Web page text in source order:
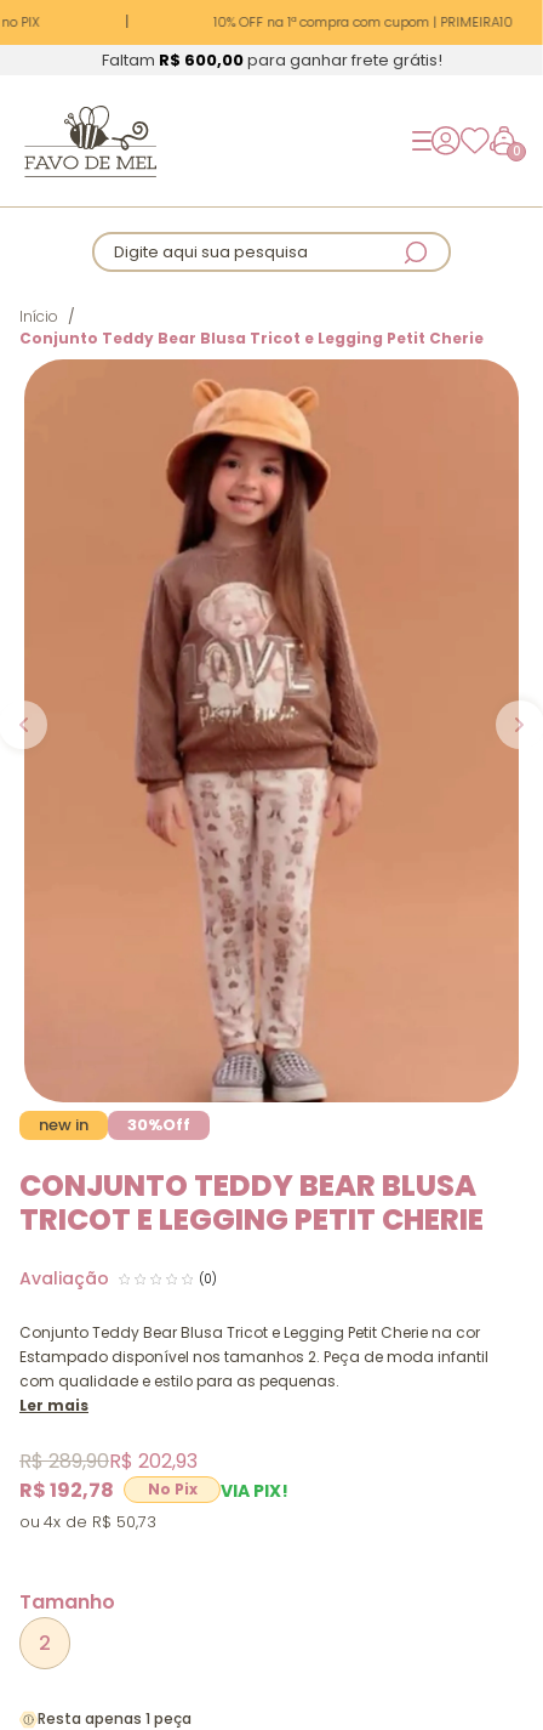
PIX 10% OFF na 1ª compra com cupom | PRIMEIRA10
Faltam R$ 600,00para ganhar frete grátis!
0
Digite aqui sua pesquisa
Início
Conjunto Teddy Bear Blusa Tricot e Legging Petit Cherie
new in 30%Off
CONJUNTO TEDDY BEAR BLUSA
TRICOT E LEGGING PETIT CHERIE
(0)
Conjunto Teddy Bear Blusa Tricot e Legging Petit Cherie na cor
Estampado disponível nos tamanhos 2. Peça de moda infantil
com qualidade e estilo para as pequenas.
Ler mais
R$ 192,78 VIA PIX!
R$ 289,90R$ 202,93
4x R$ 50,73
Tamanho
2
Resta apenas 1 peça